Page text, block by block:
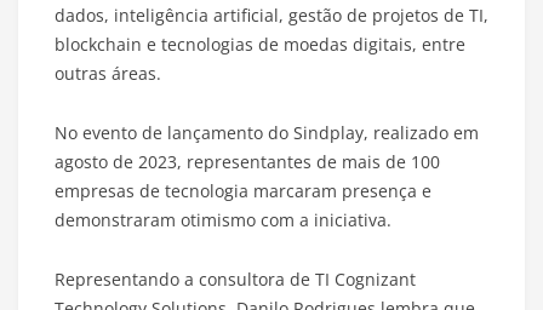
dados, inteligência artificial, gestão de projetos de TI,
blockchain e tecnologias de moedas digitais, entre
outras áreas.
No evento de lançamento do Sindplay, realizado em
agosto de 2023, representantes de mais de 100
empresas de tecnologia marcaram presença e
demonstraram otimismo com a iniciativa.
Representando a consultora de TI Cognizant